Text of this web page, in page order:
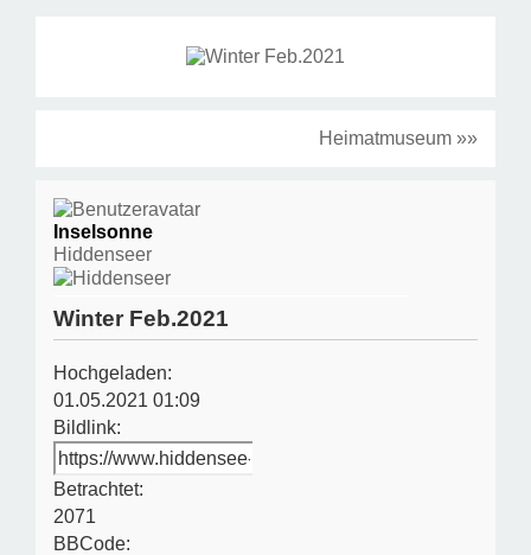
Heimatmuseum »»
Inselsonne
Hiddenseer
Winter Feb.2021
Hochgeladen:
01.05.2021 01:09
Bildlink:
Betrachtet:
2071
BBCode: